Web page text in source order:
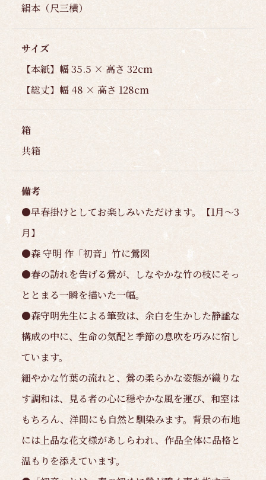
絹本（尺三横）
サイズ
【本紙】幅 35.5 × 高さ 32cm
【総丈】幅 48 × 高さ 128cm
箱
共箱
備考
●早春掛けとしてお楽しみいただけます。【1月～3
月】
●森 守明 作「初音」竹に鶯図
●春の訪れを告げる鶯が、しなやかな竹の枝にそっ
ととまる一瞬を描いた一幅。
●森守明先生による筆致は、余白を生かした静謐な
構成の中に、生命の気配と季節の息吹を巧みに宿し
ています。
細やかな竹葉の流れと、鶯の柔らかな姿態が織りな
す調和は、見る者の心に穏やかな風を運び、和室は
もちろん、洋間にも自然と馴染みます。背景の布地
には上品な花文様があしらわれ、作品全体に品格と
温もりを添えています。